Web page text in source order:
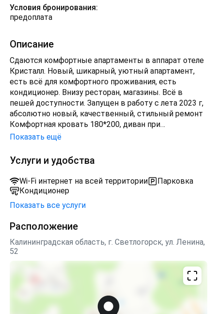
Условия бронирования:
предоплата
Описание
Сдаются комфортные апартаменты в аппарат отеле
Кристалл. Новый, шикарный, уютный апартамент,
есть всё для комфортного проживания, есть
кондиционер. Внизу ресторан, магазины. Всё в
пешей доступности. Запущен в работу с лета 2023 г,
абсолютно новый, качественный, стильный ремонт
Комфортная кровать 180*200, диван при
необходимости раскладывается. Есть Кондиционер.
площади в гостинице Kristall. Есть зона Spa, на
посещение 25% скидка
Показать ещё
Услуги и удобства
Wi-Fi интернет на всей территории
Парковка
Кондиционер
Показать все услуги
Расположение
Калининградская область, г. Светлогорск, ул. Ленина,
52